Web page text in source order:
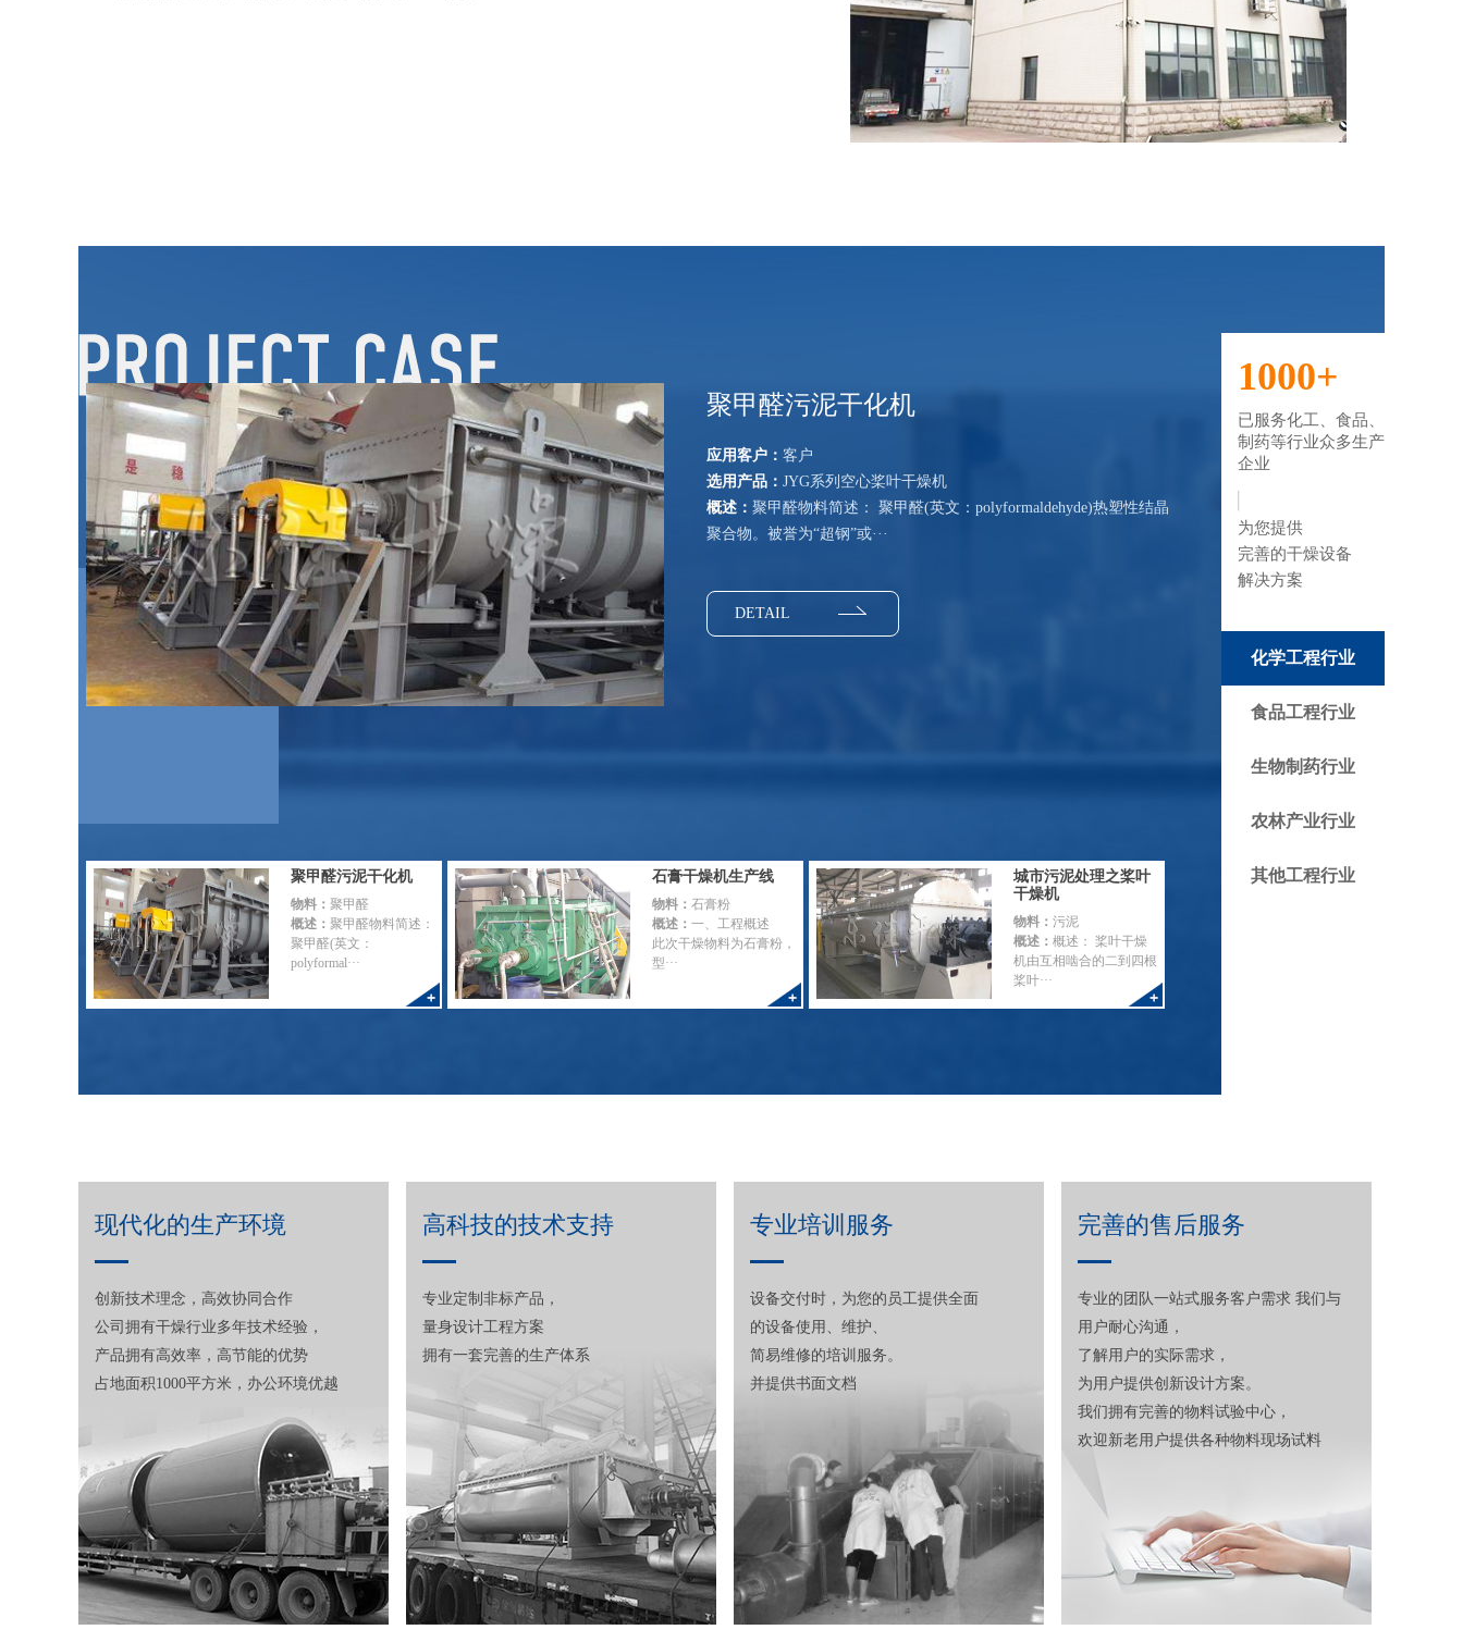
聚甲醛污泥干化机
应用客户： 客户
选用产品： JYG系列空心桨叶干燥机
概述： 聚甲醛物料简述： 聚甲醛(英文：polyformaldehyde)热塑性结晶
聚合物。被誉为“超钢”或···
DETAIL
聚甲醛污泥干化机
物料： 聚甲醛
概述： 聚甲醛物料简述：
聚甲醛(英文：
polyformal···
石膏干燥机生产线
物料： 石膏粉
概述： 一、工程概述
此次干燥物料为石膏粉，
型···
城市污泥处理之桨叶
干燥机
物料： 污泥
概述： 概述： 桨叶干燥
机由互相啮合的二到四根
桨叶···
1000+
已服务化工、食品、
制药等行业众多生产
企业
为您提供
完善的干燥设备
解决方案
化学工程行业
食品工程行业
生物制药行业
农林产业行业
其他工程行业
现代化的生产环境
创新技术理念，高效协同合作
公司拥有干燥行业多年技术经验，
产品拥有高效率，高节能的优势
占地面积1000平方米，办公环境优越
高科技的技术支持
专业定制非标产品，
量身设计工程方案
拥有一套完善的生产体系
专业培训服务
设备交付时，为您的员工提供全面
的设备使用、维护、
简易维修的培训服务。
并提供书面文档
完善的售后服务
专业的团队一站式服务客户需求 我们与
用户耐心沟通，
了解用户的实际需求，
为用户提供创新设计方案。
我们拥有完善的物料试验中心，
欢迎新老用户提供各种物料现场试料